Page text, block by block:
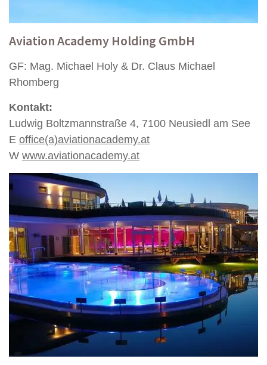
Aviation Academy Holding GmbH
GF: Mag. Michael Holy & Dr. Claus Michael
Rhomberg
Kontakt:
Ludwig Boltzmannstraße 4, 7100 Neusiedl am See
E office(a)aviationacademy.at
W www.aviationacademy.at